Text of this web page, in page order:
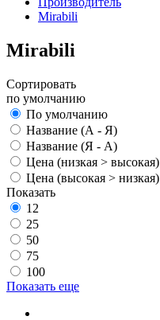
Mirabili
Mirabili
Сортировать
по умолчанию
По умолчанию
Название (А - Я)
Название (Я - А)
Цена (низкая > высокая)
Цена (высокая > низкая)
Показать
12
25
50
75
100
Показать еще